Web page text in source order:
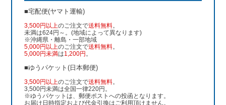
■宅配便(ヤマト運輸)
3,500円以上のご注文で送料無料。
未満は624円～。(地域によって異なります)
※沖縄県・離島・一部地域
5,000円以上のご注文で送料無料。
5,000円未満は1,200円 。
■ゆうパケット(日本郵便)
3,500円以上のご注文で送料無料。
3,500円未満は全国一律220円。
※ゆうパケットは、郵便ポストへの投函となります。
お届け日時指定および代金引換はご利用頂けません。